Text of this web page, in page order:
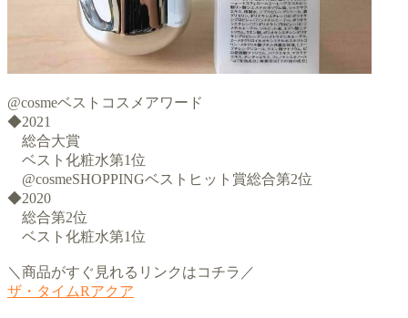
@cosmeベストコスメアワード
◆2021
総合大賞
ベスト化粧水第1位
@cosmeSHOPPINGベストヒット賞総合第2位
◆2020
総合第2位
ベスト化粧水第1位
＼商品がすぐ見れるリンクはコチラ／
ザ・タイムRアクア